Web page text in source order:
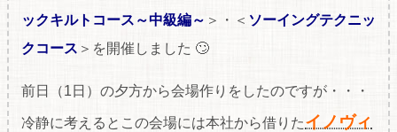
ックキルトコース～中級編～ ＞・＜ ソーイングテクニッ
クコース ＞を開催しました 🙄
前日（1日）の夕方から会場作りをしたのですが・・・
冷静に考えるとこの会場には本社から借りたイノヴィ